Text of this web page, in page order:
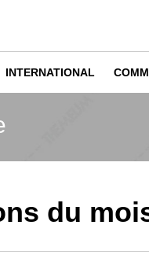
INTERNATIONAL
du